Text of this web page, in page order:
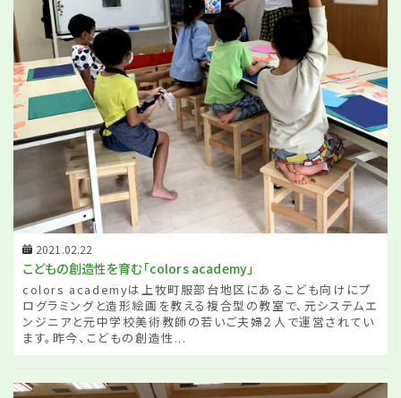
2021.02.22
こどもの創造性を育む「colors academy」
colors academyは上牧町服部台地区にあるこども向けにプ
ログラミングと造形絵画を教える複合型の教室で、元システムエ
ンジニアと元中学校美術教師の若いご夫婦２人で運営されてい
ます。昨今、こどもの創造性...